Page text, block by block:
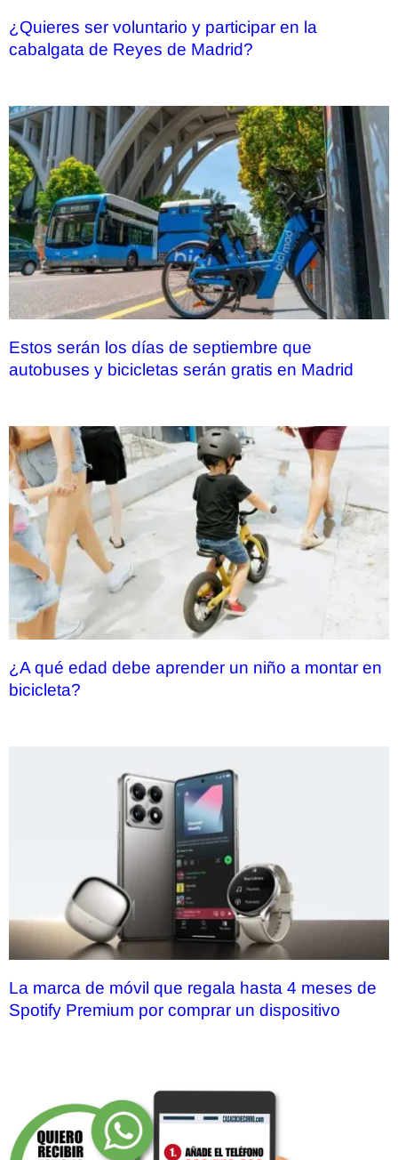
¿Quieres ser voluntario y participar en la
cabalgata de Reyes de Madrid?
Estos serán los días de septiembre que
autobuses y bicicletas serán gratis en Madrid
¿A qué edad debe aprender un niño a montar en
bicicleta?
La marca de móvil que regala hasta 4 meses de
Spotify Premium por comprar un dispositivo